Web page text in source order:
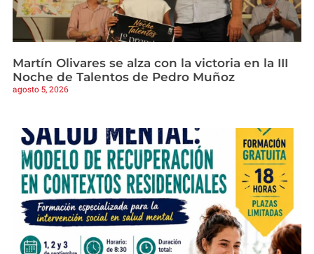
Martín Olivares se alza con la victoria en la III
Noche de Talentos de Pedro Muñoz
agosto 5, 2026